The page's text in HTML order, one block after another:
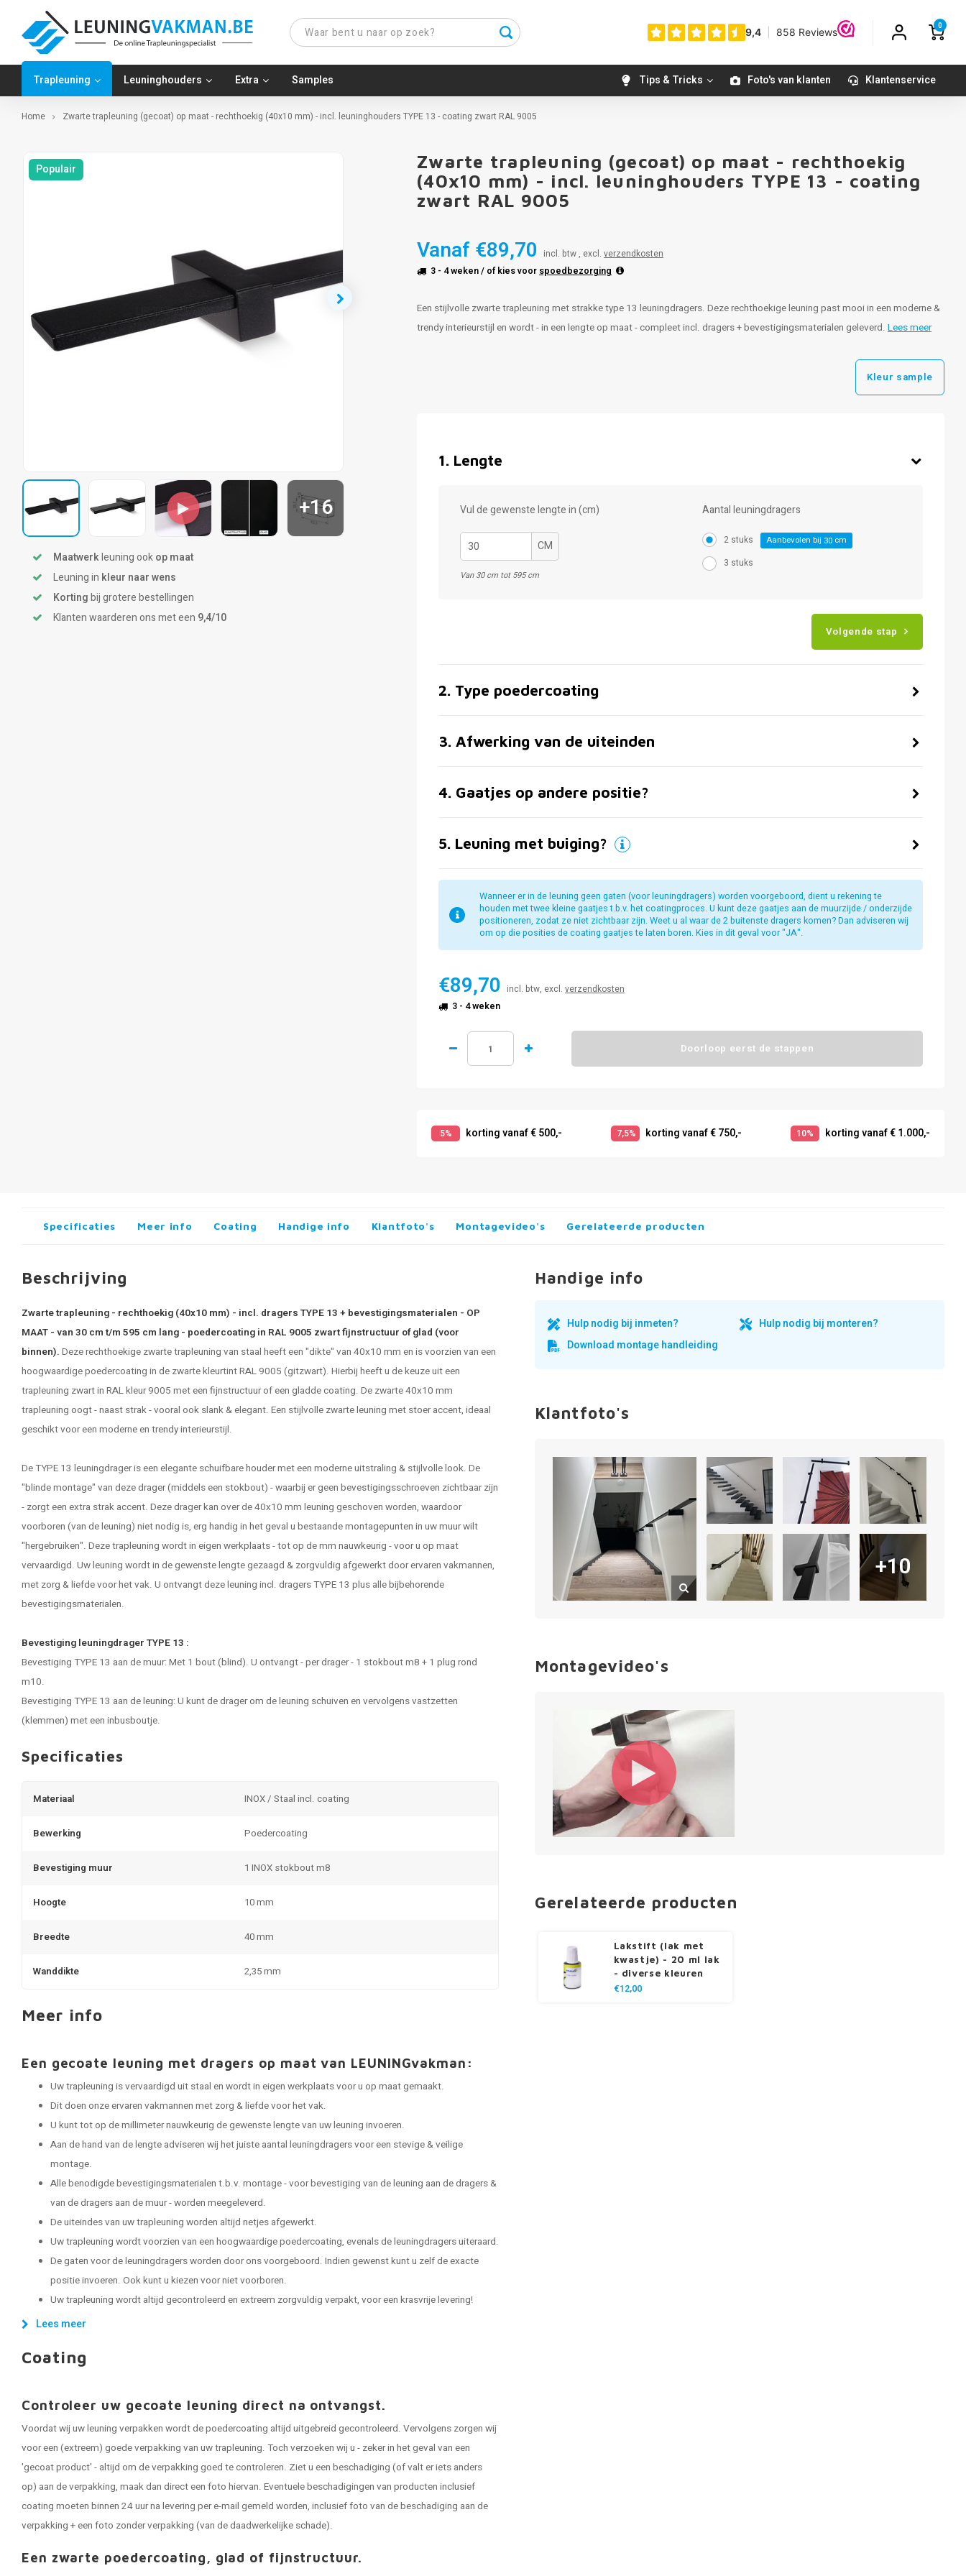
0
Trapleuning Leuninghouders Extra Samples Tips & Tricks Foto's van klanten Klantenservice
Home Zwarte trapleuning (gecoat) op maat - rechthoekig (40x10 mm) - incl. leuninghouders TYPE 13 - coating zwart RAL 9005
Populair Populair
+16
Maatwerkleuning ookop maat
Leuning in kleur naar wens
Kortingbij grotere bestellingen
Klanten waarderen ons met een 9,4/10
Zwarte trapleuning (gecoat) op maat - rechthoekig
(40x10 mm) - incl. leuninghouders TYPE 13 - coating
zwart RAL 9005
Vanaf €89,70 incl. btw , excl. verzendkosten
3 - 4 weken/ of kies voor spoedbezorging
Een stijlvolle zwarte trapleuning met strakke type 13 leuningdragers. Deze rechthoekige leuning past mooi in een moderne &
trendy interieurstijl en wordt - in een lengte op maat - compleet incl. dragers + bevestigingsmaterialen geleverd. Lees meer
Kleur sample
1. Lengte
Vul de gewenste lengte in (cm)
CM
Van 30 cm tot 595 cm
Aantal leuningdragers
2 stuks Aanbevolen bij 30 cm
3 stuks
Volgende stap
2. Type poedercoating
3. Afwerking van de uiteinden
4. Gaatjes op andere positie?
5. Leuning met buiging?
Wanneer er in de leuning geen gaten (voor leuningdragers) worden voorgeboord, dient u rekening te
houden met twee kleine gaatjes t.b.v. het coatingproces. U kunt deze gaatjes aan de muurzijde / onderzijde
positioneren, zodat ze niet zichtbaar zijn. Weet u al waar de 2 buitenste dragers komen? Dan adviseren wij
om op die posities de coating gaatjes te laten boren. Kies in dit geval voor "JA".
€89,70 incl. btw, excl. verzendkosten
3 - 4 weken
Doorloop eerst de stappen
5% korting vanaf € 500,- 7,5% korting vanaf € 750,- 10% korting vanaf € 1.000,-
Specificaties Meer info Coating Handige info Klantfoto's Montagevideo's Gerelateerde producten
Beschrijving
Zwarte trapleuning - rechthoekig (40x10 mm) - incl. dragers TYPE 13 + bevestigingsmaterialen - OP
MAAT - van 30 cm t/m 595 cm lang - poedercoating in RAL 9005 zwart fijnstructuur of glad (voor
binnen). Deze rechthoekige zwarte trapleuning van staal heeft een "dikte" van 40x10 mm en is voorzien van een
hoogwaardige poedercoating in de zwarte kleurtint RAL 9005 (gitzwart). Hierbij heeft u de keuze uit een
trapleuning zwart in RAL kleur 9005 met een fijnstructuur of een gladde coating. De zwarte 40x10 mm
trapleuning oogt - naast strak - vooral ook slank & elegant. Een stijlvolle zwarte leuning met stoer accent, ideaal
geschikt voor een moderne en trendy interieurstijl.
De TYPE 13 leuningdrager is een elegante schuifbare houder met een moderne uitstraling & stijlvolle look. De
"blinde montage" van deze drager (middels een stokbout) - waarbij er geen bevestigingsschroeven zichtbaar zijn
- zorgt een extra strak accent. Deze drager kan over de 40x10 mm leuning geschoven worden, waardoor
voorboren (van de leuning) niet nodig is, erg handig in het geval u bestaande montagepunten in uw muur wilt
"hergebruiken". Deze trapleuning wordt in eigen werkplaats - tot op de mm nauwkeurig - voor u op maat
vervaardigd. Uw leuning wordt in de gewenste lengte gezaagd & zorgvuldig afgewerkt door ervaren vakmannen,
met zorg & liefde voor het vak. U ontvangt deze leuning incl. dragers TYPE 13 plus alle bijbehorende
bevestigingsmaterialen.
Bevestiging leuningdrager TYPE 13 :
Bevestiging TYPE 13 aan de muur: Met 1 bout (blind). U ontvangt - per drager - 1 stokbout m8 + 1 plug rond
m10.
Bevestiging TYPE 13 aan de leuning: U kunt de drager om de leuning schuiven en vervolgens vastzetten
(klemmen) met een inbusboutje.
Specificaties
Materiaal INOX / Staal incl. coating
Bewerking Poedercoating
Bevestiging muur 1 INOX stokbout m8
Hoogte 10 mm
Breedte 40 mm
Wanddikte 2,35 mm
Meer info
Een gecoate leuning met dragers op maat van LEUNINGvakman:
Uw trapleuning is vervaardigd uit staal en wordt in eigen werkplaats voor u op maat gemaakt.
Dit doen onze ervaren vakmannen met zorg & liefde voor het vak.
U kunt tot op de millimeter nauwkeurig de gewenste lengte van uw leuning invoeren.
Aan de hand van de lengte adviseren wij het juiste aantal leuningdragers voor een stevige & veilige
montage.
Alle benodigde bevestigingsmaterialen t.b.v. montage - voor bevestiging van de leuning aan de dragers &
van de dragers aan de muur - worden meegeleverd.
De uiteindes van uw trapleuning worden altijd netjes afgewerkt.
Uw trapleuning wordt voorzien van een hoogwaardige poedercoating, evenals de leuningdragers uiteraard.
De gaten voor de leuningdragers worden door ons voorgeboord. Indien gewenst kunt u zelf de exacte
positie invoeren. Ook kunt u kiezen voor niet voorboren.
Uw trapleuning wordt altijd gecontroleerd en extreem zorgvuldig verpakt, voor een krasvrije levering!
Lees meer
Coating
Controleer uw gecoate leuning direct na ontvangst.
Voordat wij uw leuning verpakken wordt de poedercoating altijd uitgebreid gecontroleerd. Vervolgens zorgen wij
voor een (extreem) goede verpakking van uw trapleuning. Toch verzoeken wij u - zeker in het geval van een
'gecoat product' - altijd om de verpakking goed te controleren. Ziet u een beschadiging (of valt er iets anders
op) aan de verpakking, maak dan direct een foto hiervan. Eventuele beschadigingen van producten inclusief
coating moeten binnen 24 uur na levering per e-mail gemeld worden, inclusief foto van de beschadiging aan de
verpakking + een foto zonder verpakking (van de daadwerkelijke schade).
Een zwarte poedercoating, glad of fijnstructuur.
Handige info
Hulp nodig bij inmeten?
Hulp nodig bij monteren?
Download montage handleiding
Klantfoto's
+10
Montagevideo's
Gerelateerde producten
Lakstift (lak met
kwastje) - 20 ml lak
- diverse kleuren
€12,00